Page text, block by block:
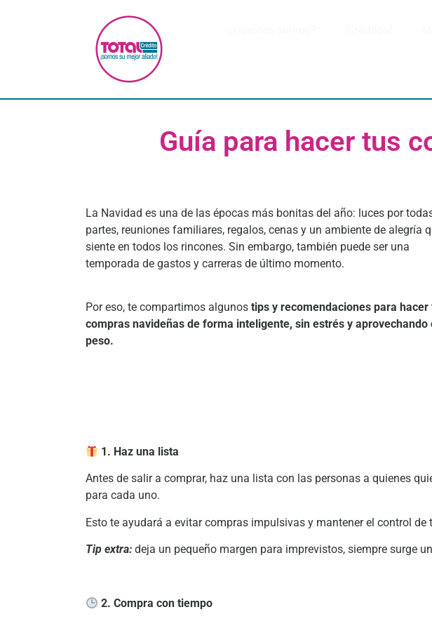
Guía para hacer tus
La Navidad es una de las épocas más bonitas del año: luces por
partes, reuniones familiares, regalos, cenas y un ambiente de alegría
siente en todos los rincones. Sin embargo, también puede ser una
temporada de gastos y carreras de último momento.
Por eso, te compartimos algunos tips y recomendaciones para hacer
compras navideñas de forma inteligente, sin estrés y aprovechando
peso.
1. Haz una lista
Antes de salir a comprar, haz una lista con las personas a quienes
para cada uno.
Esto te ayudará a evitar compras impulsivas y mantener el control de
Tip extra: deja un pequeño margen para imprevistos, siempre surge
2. Compra con tiempo